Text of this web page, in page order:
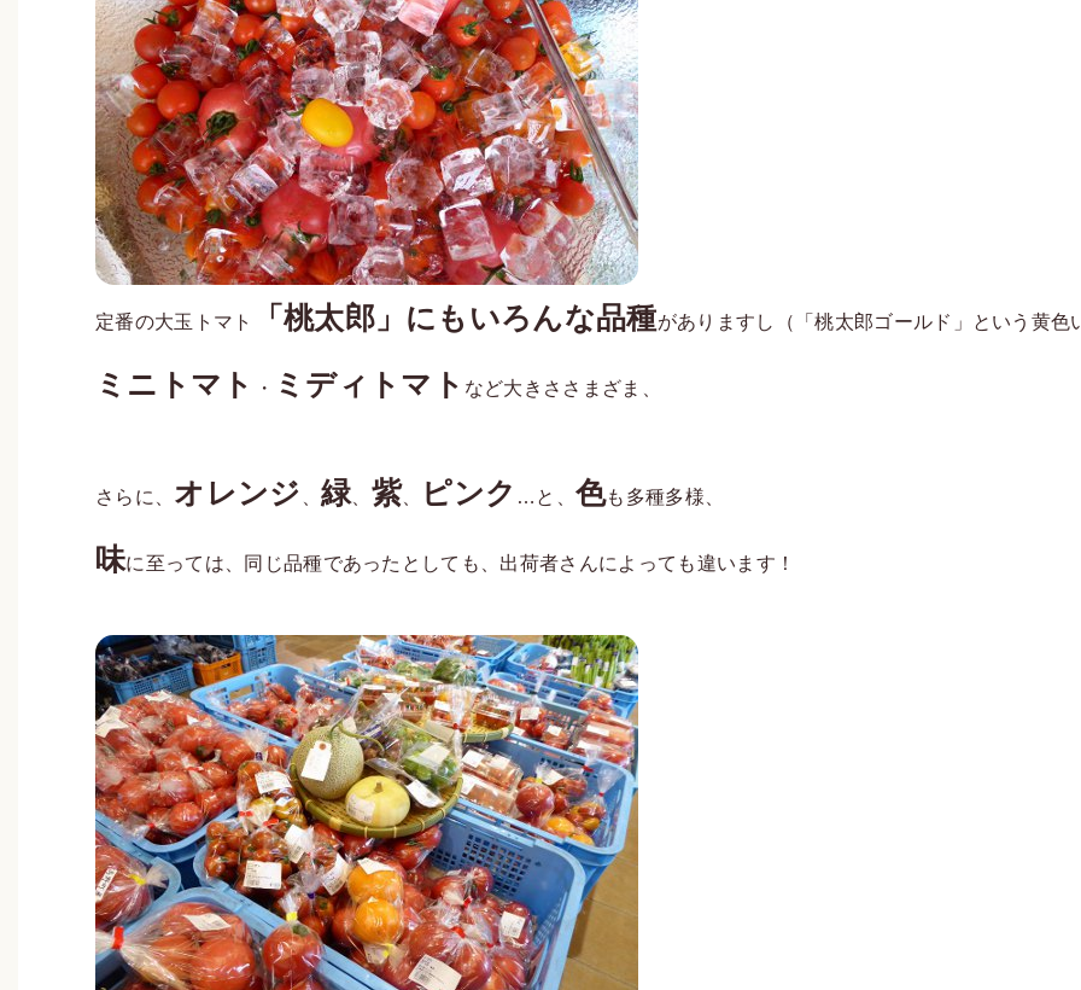
定番の大玉トマト 「桃太郎」にもいろんな品種がありますし（「桃太郎ゴールド」という黄色
ミニトマト ・ ミディトマト など大きささまざま、
さらに、 オレンジ 緑、 紫 ピンク …と、色も多種多様、
味に至っては、同じ品種であったとしても、出荷者さんによっても違います！